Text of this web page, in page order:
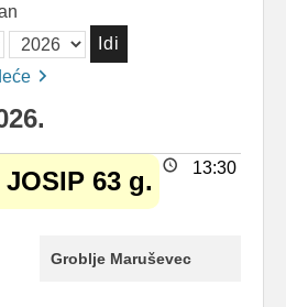
Godina
13:30
63 g.
Groblje Maruševec